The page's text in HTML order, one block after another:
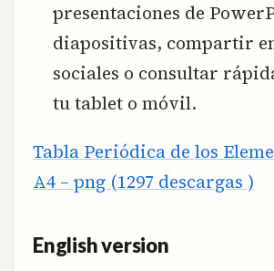
presentaciones de
diapositivas, compartir
sociales o consultar
tu tablet o móvil.
Tabla Periódica de los
A4 – png (1297 descargas )
English version